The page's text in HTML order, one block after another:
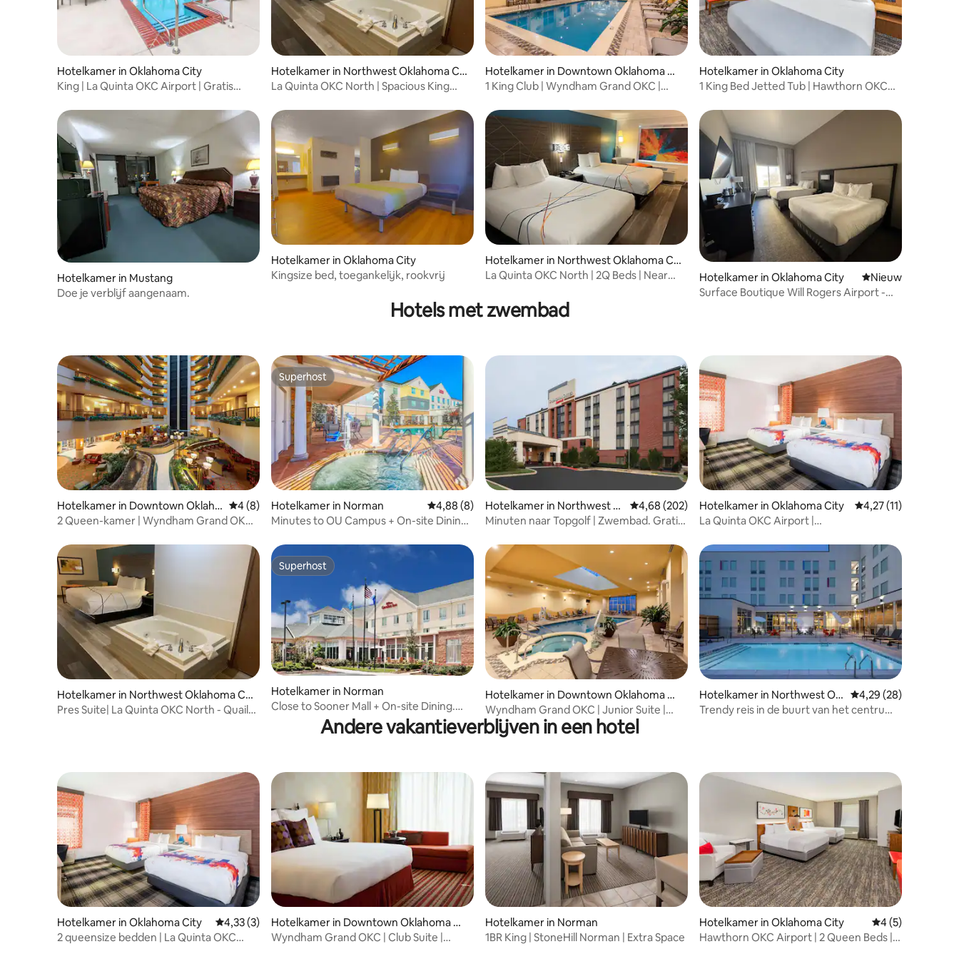
Hotelkamer in Oklahoma City
King | La Quinta OKC Airport | Gratis
Hotelkamer in Northwest Oklahoma Cit
yLa Quinta OKC North | Spacious King
Hotelkamer in Downtown Oklahoma Cit
y
1 King Club | Wyndham Grand OKC |
Hotelkamer in Oklahoma City
1 King Bed Jetted Tub | Hawthorn OKC
Hotelkamer in Mustang
Doe je verblijf aangenaam.
Hotelkamer in Oklahoma City
Kingsize bed, toegankelijk, rookvrij
Hotelkamer in Northwest Oklahoma Cit
yLa Quinta OKC North | 2Q Beds | Near
Hotelkamer in Oklahoma City Nieuwe
Nieuw
Surface Boutique Will Rogers Airport -
Hotels met zwembad
Hotelkamer in Downtown Oklaho
ma City
Gemiddelde beoordeling van 4 op 5, 8 recensies
4 (8)
2 Queen-kamer | Wyndham Grand OKC |
Superhost
Superhost
Hotelkamer in Norman Gemiddelde beoordeling van 4,88 op 5, 8 recensies
4,88 (8)
Minutes to OU Campus + On-site Dining.
Hotelkamer in Northwest O
klahoma City
Gemiddelde beoordeling van 4,68 op 5, 202 recensies
4,68 (202)
Minuten naar Topgolf | Zwembad. Gratis
Hotelkamer in Oklahoma City Gemiddelde
4,27 (11)
La Quinta OKC Airport |
Hotelkamer in Northwest Oklahoma Cit
y
Pres Suite| La Quinta OKC North - Quail
Superhost
Superhost
Hotelkamer in Norman
Close to Sooner Mall + On-site Dining.
Hotelkamer in Downtown Oklahoma Cit
y
Wyndham Grand OKC | Junior Suite |
Central
Hotelkamer in Northwest Okl
ahoma City
Gemiddelde
4,29 (28)
Trendy reis in de buurt van het centrum
Andere vakantieverblijven in een hotel
Hotelkamer in Oklahoma City Gemiddelde beoordeling van 4,33 op 5, 3 recensies
4,33 (3)
2 queensize bedden | La Quinta OKC
Hotelkamer in Downtown Oklahoma Cit
y
Wyndham Grand OKC | Club Suite |
Hotelkamer in Norman
1BR King | StoneHill Norman | Extra Space
Hotelkamer in Oklahoma City Gemiddelde
4 (5)
Hawthorn OKC Airport | 2 Queen Beds |